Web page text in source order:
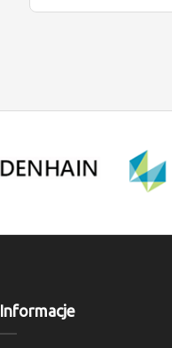
Informacje